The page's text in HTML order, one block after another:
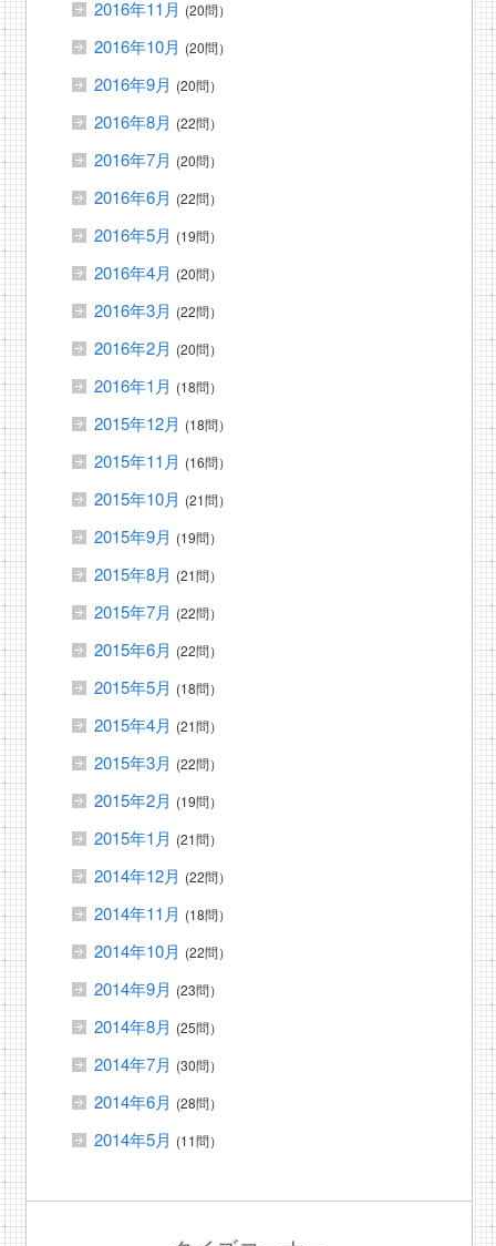
2016年11月 (20問）
2016年10月 (20問）
2016年9月 (20問）
2016年8月 (22問）
2016年7月 (20問）
2016年6月 (22問）
2016年5月 (19問）
2016年4月 (20問）
2016年3月 (22問）
2016年2月 (20問）
2016年1月 (18問）
2015年12月 (18問）
2015年11月 (16問）
2015年10月 (21問）
2015年9月 (19問）
2015年8月 (21問）
2015年7月 (22問）
2015年6月 (22問）
2015年5月 (18問）
2015年4月 (21問）
2015年3月 (22問）
2015年2月 (19問）
2015年1月 (21問）
2014年12月 (22問）
2014年11月 (18問）
2014年10月 (22問）
2014年9月 (23問）
2014年8月 (25問）
2014年7月 (30問）
2014年6月 (28問）
2014年5月 (11問）